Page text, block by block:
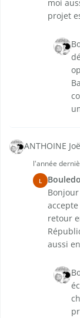
moi
projet
ANTHOINE
l'année
L
retour
aussi